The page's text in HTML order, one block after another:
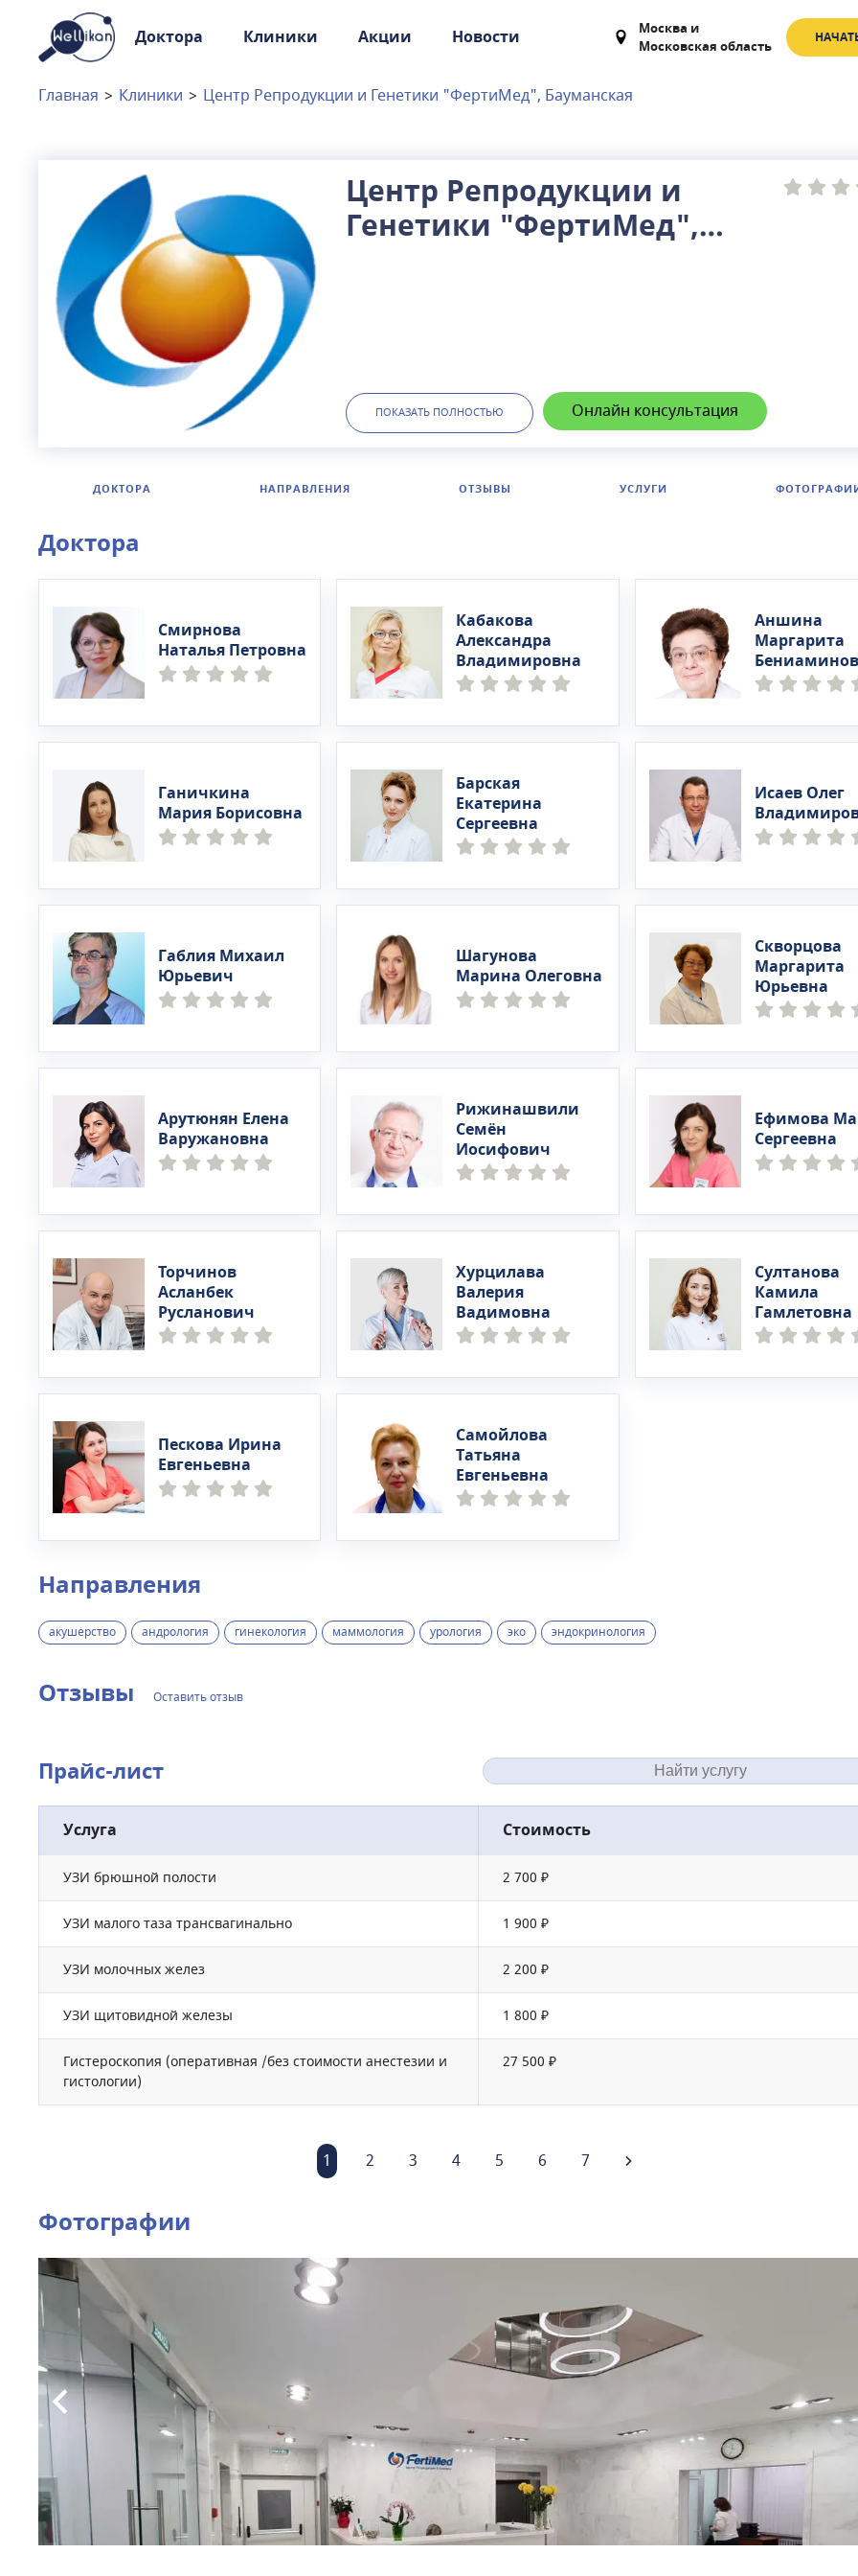
Доктора Клиники Акции Новости Москва и
Московская область
Доктора
Клиники
Москва Московская область
Связаться с нами
Главная > Клиники > Центр Репродукции и Генетики "ФертиМед", Бауманская
Центр Репродукции и
Генетики "ФертиМед",
ПОКАЗАТЬ ПОЛНОСТЬЮ Онлайн консультация
ДОКТОРА НАПРАВЛЕНИЯ ОТЗЫВЫ УСЛУГИ
Доктора
Смирнова
Наталья Петровна
Кабакова
Александра
Владимировна
Аншина
Маргарита
Ганичкина
Мария Борисовна
Барская
Екатерина
Сергеевна
Исаев Олег
Габлия Михаил
Юрьевич
Шагунова
Марина Олеговна
Скворцова
Маргарита
Юрьевна
Арутюнян Елена
Варужановна
Рижинашвили
Семён
Иосифович
Ефимова
Сергеевна
Торчинов
Асланбек
Русланович
Хурцилава
Валерия
Вадимовна
Султанова
Камила
Гамлетовна
Пескова Ирина
Евгеньевна
Самойлова
Татьяна
Евгеньевна
Направления
акушерство андрология гинекология маммология урология эко эндокринология
Отзывы Оставить отзыв
Прайс-лист
Услуга Стоимость
УЗИ брюшной полости 2 700 ₽
УЗИ малого таза трансвагинально 1 900 ₽
УЗИ молочных желез 2 200 ₽
УЗИ щитовидной железы 1 800 ₽
Гистероскопия (оперативная /без стоимости анестезии и
гистологии)
27 500 ₽
1 2 3 4 5 6 7
Фотографии